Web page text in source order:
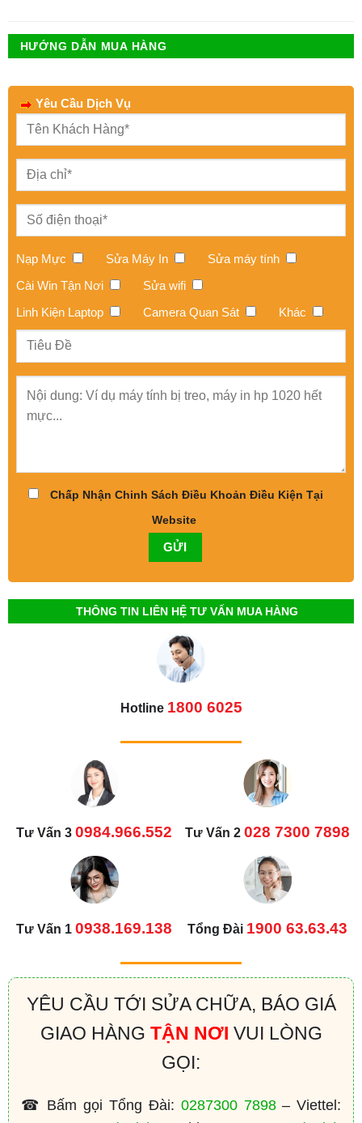
HƯỚNG DẪN MUA HÀNG
Yêu Cầu Dịch Vụ
Nạp Mực Sửa Máy In
Sửa máy tính
Cài Win Tận Nơi
Sửa wifi
Linh Kiện Laptop
Camera Quan Sát Khác
Chấp Nhận Chinh Sách Điều Khoản Điều Kiện Tại
Website
THÔNG TIN LIÊN HỆ TƯ VẤN MUA HÀNG
Hotline 1800 6025
Tư Vấn 3 0984.966.552 Tư Vấn 2 028 7300 7898
Tư Vấn 1 0938.169.138 Tổng Đài 1900 63.63.43
YÊU CẦU TỚI SỬA CHỮA, BÁO GIÁ
GIAO HÀNG TẬN NƠI VUI LÒNG
GỌI:
☎ Bấm gọi Tổng Đài: 0287300 7898– Viettel: